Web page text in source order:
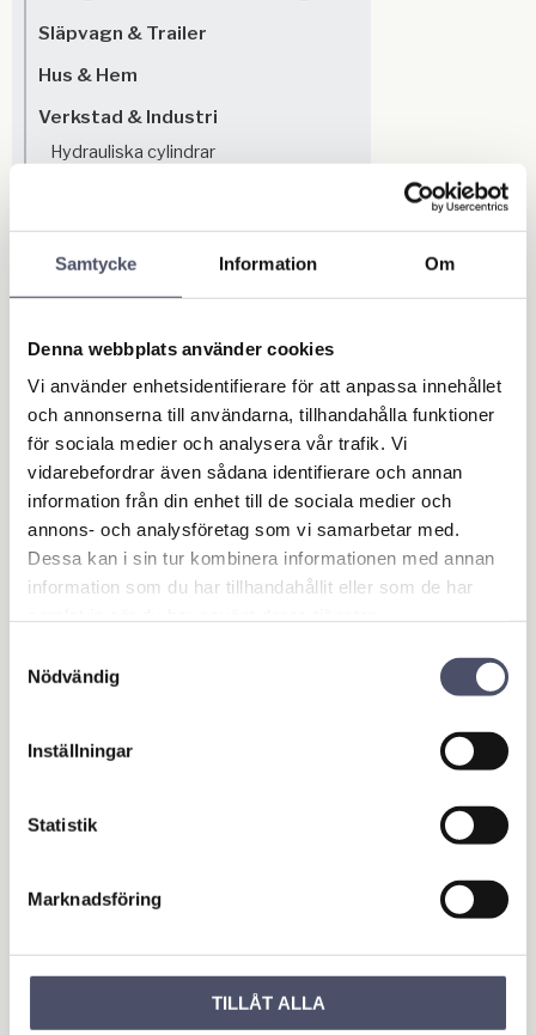
Samtycke Information Om
Denna webbplats använder cookies
Vi använder enhetsidentifierare för att anpassa innehållet
och annonserna till användarna, tillhandahålla funktioner
för sociala medier och analysera vår trafik. Vi
vidarebefordrar även sådana identifierare och annan
information från din enhet till de sociala medier och
annons- och analysföretag som vi samarbetar med.
Dessa kan i sin tur kombinera informationen med annan
information som du har tillhandahållit eller som de har
Nödvändig
Inställningar
Statistik
Marknadsföring
TILLÅT ALLA
Släpvagn & Trailer
Hus & Hem
Verkstad & Industri
Hydrauliska cylindrar
Tryckluft
Slangupprullare
Elsvets, Pinnsvets & MMA svets
MIG svets
TIG svets
Punktsvets
Plasmaskärare
Induktionsvärmare
Svetssatser
MMA & Återledarkablar
Tillbehör Plasmaskärare
Tillbehör Tigsvetsar
Belysning
Verktyg & Tillbehör